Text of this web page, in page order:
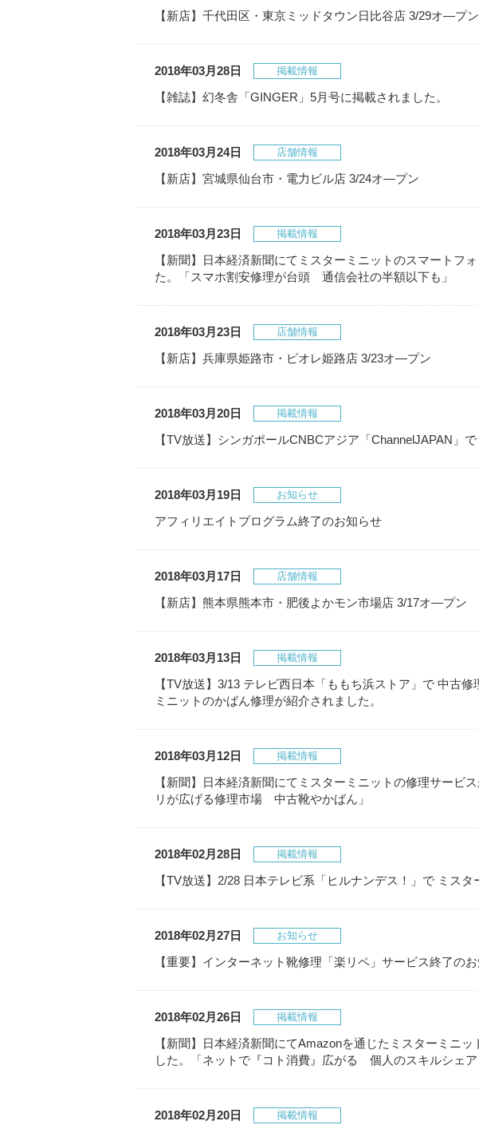
【新店】千代田区・東京ミッドタウン日比谷店 3/29オ―プン
2018年03月28日 掲載情報
【雑誌】幻冬舎「GINGER」5月号に掲載されました。
2018年03月24日 店舗情報
【新店】宮城県仙台市・電力ビル店 3/24オ―プン
2018年03月23日 掲載情報
【新聞】日本経済新聞にてミスターミニットのスマートフ
た。「スマホ割安修理が台頭 通信会社の半額以下も」
2018年03月23日 店舗情報
【新店】兵庫県姫路市・ピオレ姫路店 3/23オ―プン
2018年03月20日 掲載情報
【TV放送】シンガポールCNBCアジア「ChannelJAPAN」
2018年03月19日 お知らせ
アフィリエイトプログラム終了のお知らせ
2018年03月17日 店舗情報
【新店】熊本県熊本市・肥後よかモン市場店 3/17オ―プン
2018年03月13日 掲載情報
【TV放送】3/13 テレビ西日本「ももち浜ストア」で 中古
ミニットのかばん修理が紹介されました。
2018年03月12日 掲載情報
【新聞】日本経済新聞にてミスターミニットの修理サービ
リが広げる修理市場 中古靴やかばん」
2018年02月28日 掲載情報
【TV放送】2/28 日本テレビ系「ヒルナンデス！」で ミスタ
2018年02月27日 お知らせ
【重要】インターネット靴修理「楽リペ」サービス終了の
2018年02月26日 掲載情報
【新聞】日本経済新聞にてAmazonを通じたミスターミニ
した。「ネットで『コト消費』広がる 個人のスキルシェア
2018年02月20日 掲載情報